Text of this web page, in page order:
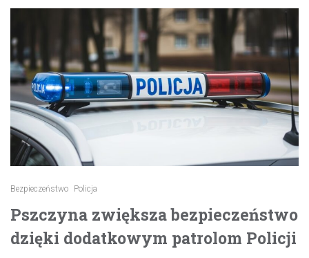
Bezpieczeństwo Policja
Pszczyna zwiększa bezpieczeństwo
dzięki dodatkowym patrolom Policji